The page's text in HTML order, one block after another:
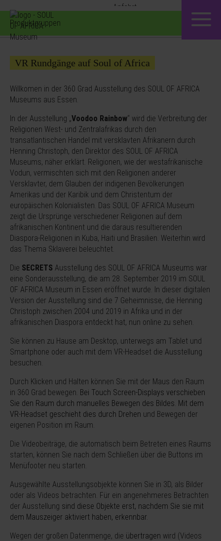
Produktgruppen
VR Rundgänge auf Soul of Africa
Willkomen in der 360 Grad Ausstellung des SOUL OF AFRICA
Museums aus Essen.
In der Ausstellung „Voodoo Rainbow“ wird die Verbreitung der
Religionen West- und Zentralafrikas durch den
transatlantischen Handel mit versklavten Afrikanern durch
Henning Christoph, den Direktor des SOUL OF AFRICA
Museums, näher erklärt. Religionen, wie der westafrikanische
Vodun, vermischten sich mit den Religionen anderer
Versklavter, dem Glauben der indigenen Bevölkerungen
Amerikas und der Karibik und dem Christentum der
europäischen Kolonialisten. Das SOUL OF AFRICA Museum
zeigt die Ursprünge verschiedener Religionen auf dem
afrikanischen Kontinent und die daraus resultierenden
Diaspora-Religionen in Kuba, Haiti und Brasilien. Weiterhin wird
das Thema Sklaverei beleuchtet.
Die SECRETS Ausstellung des SOUL OF AFRICA Museums war
eine Sonderausstellung, die am 28. September 2019 im SOUL
OF AFRICA Museum in Essen eröffnet wurde. In dieser digitalen
Version der Ausstellung sind die 7 Geheimnisse, die Henning
Christoph zwischen 2004 und 2019 in Afrika und in der
afrikanischen Diaspora entdeckt hat, nun online zu sehen.
Sie können zu Hause am Desktop, unterwegs am Tablet und
Smartphone oder auch mit dem VR-Headset die Ausstellung
besuchen.
Durch Klicken und Halten können Sie mit der Maus den Raum
in 360 Grad bewegen. Bei Touch Screen-Displays verschieben
Sie den Raum durch manuelles Bewegen des Bildes. Mit dem
VR-Headset geschieht dies durch Drehen und Bewegen der
eigenen Position im Raum.
Die Videobeiträge, die automatisch beim Betreten eines Raums
starten, können Sie nach dem Schließen über die Buttons im
Menüfooter neu starten.
Ausgewählte Ausstellungsobjekte können Sie in 3D, als Bilder
oder als Videos betrachten. Für ein angenehmeres Betrachten
der Ausstellung sind diese Objekte erst, nachdem Sie sie mit
dem Mauszeiger aktiviert haben, erkennbar.
Wegen der großen Datenmenge, die übertragen wird (Videos